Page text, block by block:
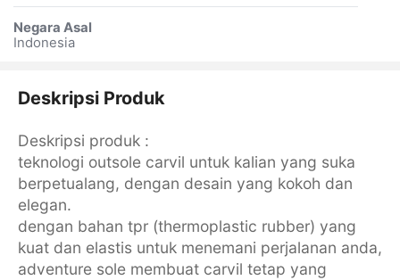
Negara Asal
Indonesia
Deskripsi Produk
Deskripsi produk :
teknologi outsole carvil untuk kalian yang suka
berpetualang, dengan desain yang kokoh dan
elegan.
dengan bahan tpr (thermoplastic rubber) yang
kuat dan elastis untuk menemani perjalanan anda,
adventure sole membuat carvil tetap yang